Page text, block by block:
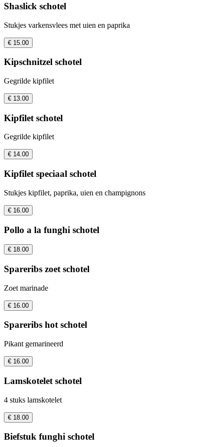
Shaslick schotel
Stukjes varkensvlees met uien en paprika
€ 15.00
Kipschnitzel schotel
Gegrilde kipfilet
€ 13.00
Kipfilet schotel
Gegrilde kipfilet
€ 14.00
Kipfilet speciaal schotel
Stukjes kipfilet, paprika, uien en champignons
€ 16.00
Pollo a la funghi schotel
€ 18.00
Spareribs zoet schotel
Zoet marinade
€ 16.00
Spareribs hot schotel
Pikant gemarineerd
€ 16.00
Lamskotelet schotel
4 stuks lamskotelet
€ 18.00
Biefstuk funghi schotel